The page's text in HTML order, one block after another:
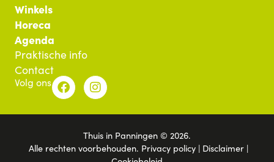
Winkels
Horeca
Agenda
Praktische info
Contact
Volg ons
Thuis in Panningen © 2026.
Alle rechten voorbehouden. Privacy policy| Disclaimer|